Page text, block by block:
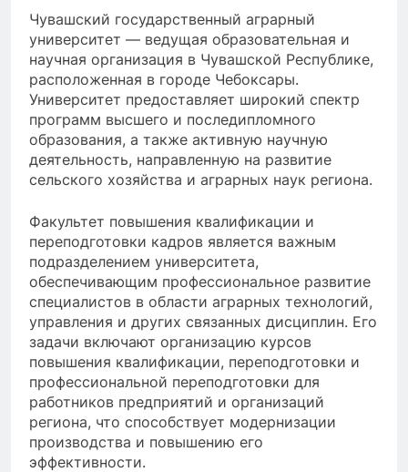
Чувашский государственный аграрный
университет — ведущая образовательная и
научная организация в Чувашской Республике,
расположенная в городе Чебоксары.
Университет предоставляет широкий спектр
программ высшего и последипломного
образования, а также активную научную
деятельность, направленную на развитие
сельского хозяйства и аграрных наук региона.
Факультет повышения квалификации и
переподготовки кадров является важным
подразделением университета,
обеспечивающим профессиональное развитие
специалистов в области аграрных технологий,
управления и других связанных дисциплин. Его
задачи включают организацию курсов
повышения квалификации, переподготовки и
профессиональной переподготовки для
работников предприятий и организаций
региона, что способствует модернизации
производства и повышению его
эффективности.